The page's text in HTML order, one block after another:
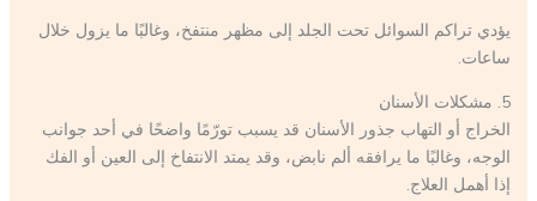
يؤدي تراكم السوائل تحت الجلد إلى مظهر منتفخ، وغالبًا ما يزول خلال
ساعات.
5. مشكلات الأسنان
الخراج أو التهاب جذور الأسنان قد يسبب تورّمًا واضحًا في أحد جوانب
الوجه، وغالبًا ما يرافقه ألم نابض، وقد يمتد الانتفاخ إلى العين أو الفك
إذا أهمل العلاج.